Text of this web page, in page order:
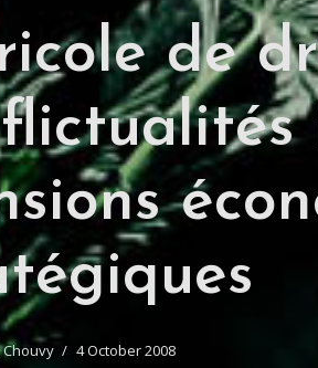
de
4 October 2008